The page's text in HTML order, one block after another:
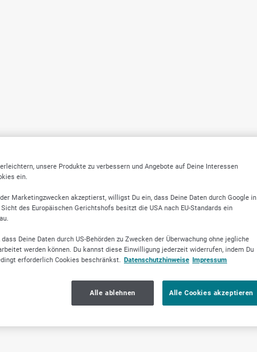
unsere Produkte zu verbessern und Angebote auf Deine Interessen
ein.
Marketingzwecken akzeptierst, willigst Du ein, dass Deine Daten durch Google in
des Europäischen Gerichtshofs besitzt die USA nach EU-Standards ein
Deine Daten durch US-Behörden zu Zwecken der Überwachung ohne jegliche
werden können. Du kannst diese Einwilligung jederzeit widerrufen, indem Du
erforderlich Cookies beschränkst. Datenschutzhinweise Impressum
Alle ablehnen Alle Cookies akzeptieren